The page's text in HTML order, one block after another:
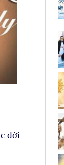
đời